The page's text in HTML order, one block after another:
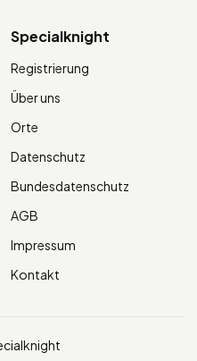
Specialknight
Registrierung
Über uns
Orte
Datenschutz
Bundesdatenschutz
AGB
Impressum
Kontakt